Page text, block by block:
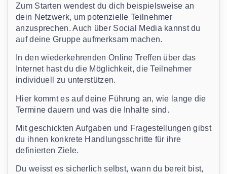
Zum Starten wendest du dich beispielsweise an
dein Netzwerk, um potenzielle Teilnehmer
anzusprechen. Auch über Social Media kannst du
auf deine Gruppe aufmerksam machen.
In den wiederkehrenden Online Treffen über das
Internet hast du die Möglichkeit, die Teilnehmer
individuell zu unterstützen.
Hier kommt es auf deine Führung an, wie lange die
Termine dauern und was die Inhalte sind.
Mit geschickten Aufgaben und Fragestellungen gibst
du ihnen konkrete Handlungsschritte für ihre
definierten Ziele.
Du weisst es sicherlich selbst, wann du bereit bist,